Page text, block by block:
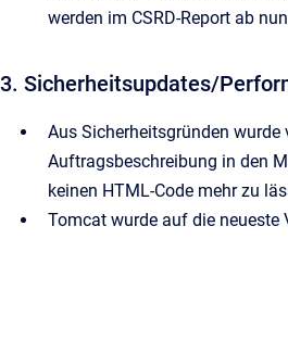
werden im CSRD-Report ab
3. Sicherheitsupdates/
Aus Sicherheitsgründen wurde
Auftragsbeschreibung in den
keinen HTML-Code mehr zu
Tomcat wurde auf die neueste